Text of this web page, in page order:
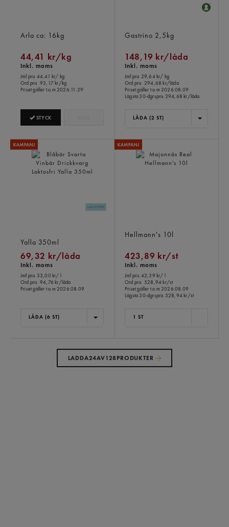
Arla ca: 16kg
44,41 kr/kg
Inkl. moms
Jmf.pris 44,41 kr/ kg
Ord.pris 93,17 kr/kg
Priset gäller t.o.m 2026.11.29
STYCK
Gastrino 2,5kg
148,19 kr/låda
Inkl. moms
Jmf.pris 29,64 kr/ kg
Ord.pris 294,68 kr/låda
Priset gäller t.o.m 2026.08.09
Lägsta 30-dgrspris 294,68 kr/låda
LÅDA (2 ST)
Yalla 350ml
69,32 kr/låda
Inkl. moms
Jmf.pris 33,00 kr/ l
Ord.pris 94,76 kr/låda
Priset gäller t.o.m 2026.08.09
LÅDA (6 ST)
Hellmann's 10l
423,89 kr/st
Inkl. moms
Jmf.pris 42,39 kr/ l
Ord.pris 528,94 kr/st
Priset gäller t.o.m 2026.08.09
Lägsta 30-dgrspris 528,94 kr/st
1 ST
LADDA24AV128PRODUKTER